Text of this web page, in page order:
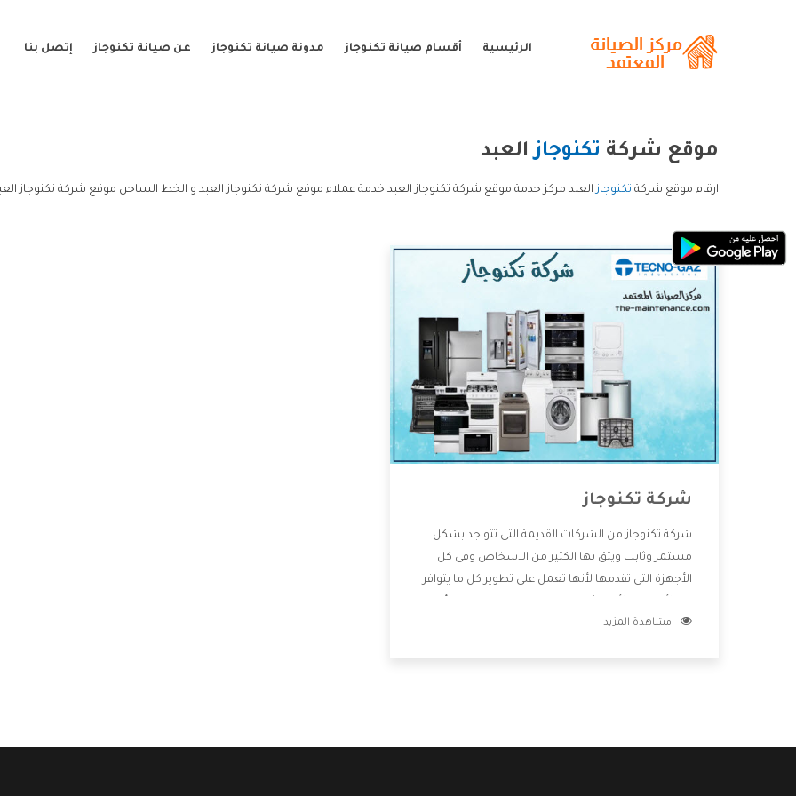
الرئيسية أقسام صيانة تكنوجاز مدونة صيانة تكنوجاز عن صيانة تكنوجاز إتصل بنا
موقع شركة تكنوجازالعبد
ارقام موقع شركة تكنوجازالعبد مركز خدمة موقع شركة تكنوجاز العبد خدمة عملاء موقع شركة تكنوجاز العبد و الخط الساخن موقع شركة تكنوجاز
شركة تكنوجاز
شركة تكنوجاز من الشركات القديمة التى تتواجد بشكل
مستمر وثابت ويثق بها الكثير من الاشخاص وفى كل
الأجهزة التى تقدمها لأنها تعمل على تطوير كل ما يتوافر
خدمات ما بعد البيع مع المنتجات وتقدم للعملاء أقوى
مشاهدة المزيد